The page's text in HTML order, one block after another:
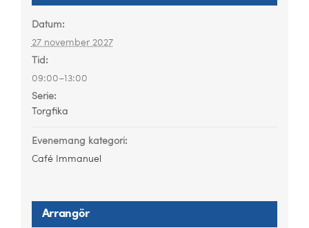
Datum:
27 november 2027
Tid:
09:00–13:00
Serie:
Torgfika
Evenemang kategori:
Café Immanuel
Arrangör